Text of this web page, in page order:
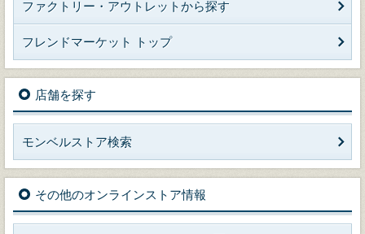
ファクトリー・アウトレットから探す
フレンドマーケット トップ
店舗を探す
モンベルストア検索
その他のオンラインストア情報